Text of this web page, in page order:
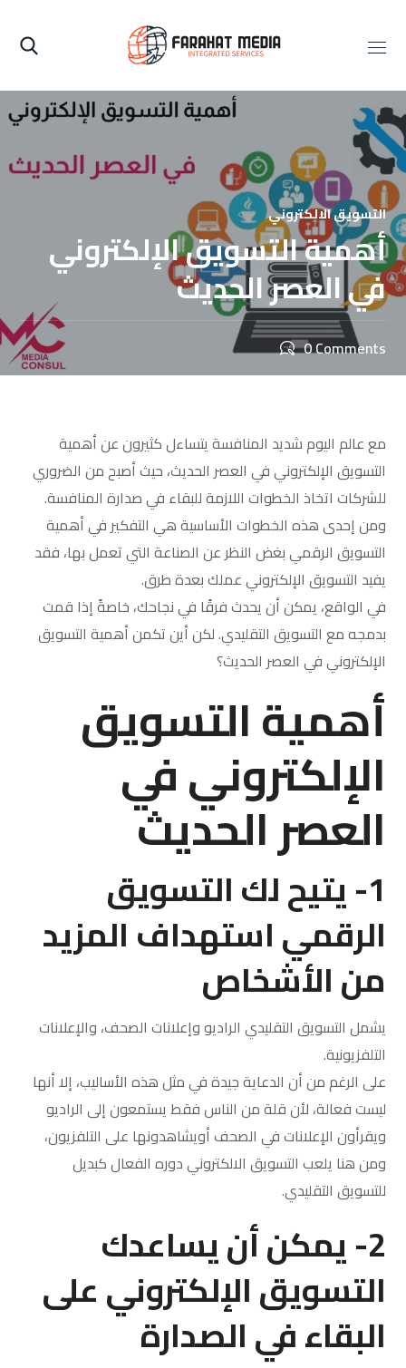
التسويق الالكتروني
أهمية التسويق الإلكتروني
في العصر الحديث
0 Comments
مع عالم اليوم شديد المنافسة يتساءل كثيرون عن أهمية
التسويق الإلكتروني في العصر الحديث، حيث أصبح من الضروري
للشركات اتخاذ الخطوات اللازمة للبقاء في صدارة المنافسة.
ومن إحدى هذه الخطوات الأساسية هي التفكير في أهمية
التسويق الرقمي بغض النظر عن الصناعة التي تعمل بها، فقد
يفيد التسويق الإلكتروني عملك بعدة طرق.
في الواقع، يمكن أن يحدث فرقًا في نجاحك، خاصةً إذا قمت
بدمجه مع التسويق التقليدي. لكن أين تكمن أهمية التسويق
الإلكتروني في العصر الحديث؟
أهمية التسويق
الإلكتروني في
العصر الحديث
1- يتيح لك التسويق
الرقمي استهداف المزيد
من الأشخاص
يشمل التسويق التقليدي الراديو وإعلانات الصحف، والإعلانات
التلفزيونية.
على الرغم من أن الدعاية جيدة في مثل هذه الأساليب، إلا أنها
ليست فعالة، لأن قلة من الناس فقط يستمعون إلى الراديو
ويقرأون الإعلانات في الصحف أويشاهدونها على التلفزيون،
ومن هنا يلعب التسويق الالكتروني دوره الفعال كبديل
للتسويق التقليدي.
2- يمكن أن يساعدك
التسويق الإلكتروني على
البقاء في الصدارة